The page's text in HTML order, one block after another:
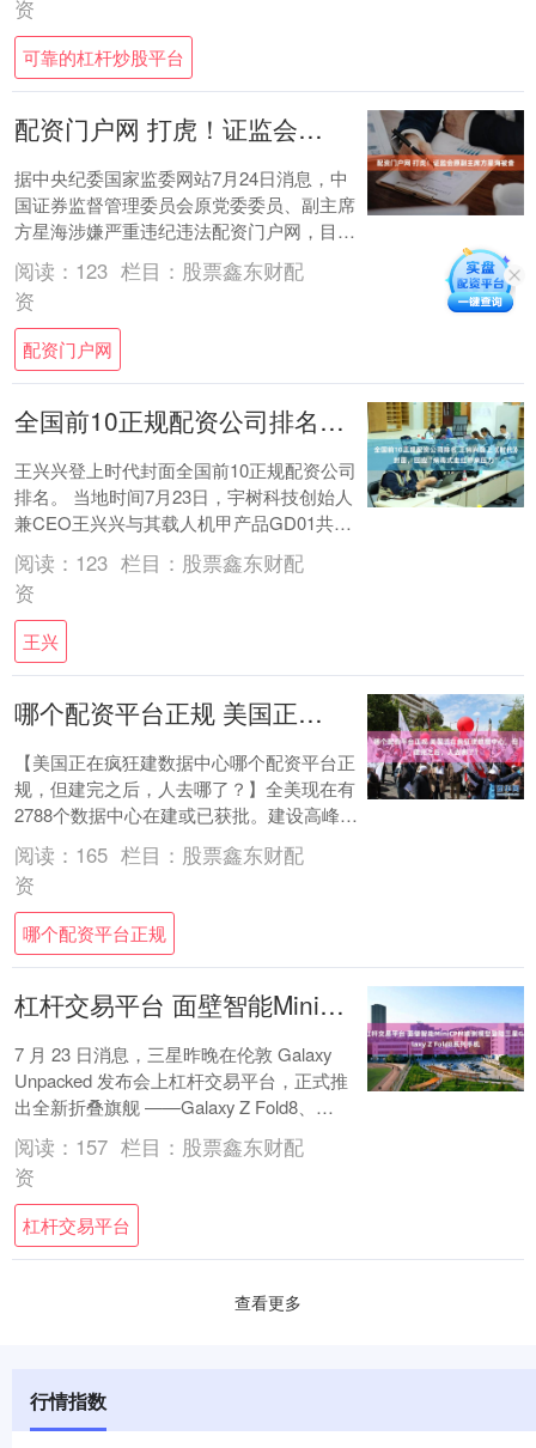
资
可靠的杠杆炒股平台
配资门户网 打虎！证监会原副主席方星海被查
据中央纪委国家监委网站7月24日消息，中
国证券监督管理委员会原党委委员、副主席
方星海涉嫌严重违纪违法配资门户网，目前
正接受中央纪委国家监委纪律审查和监察调
查。 ....
阅读： 123 栏目： 股票鑫东财配
资
配资门户网
全国前10正规配资公司排名 王兴兴登上《时代》封面，回应“病毒式走红带来压力”
王兴兴登上时代封面全国前10正规配资公司
排名。 当地时间7月23日，宇树科技创始人
兼CEO王兴兴与其载人机甲产品GD01共同
登上《时代》杂志封面，标题为《机器人....
阅读： 123 栏目： 股票鑫东财配
资
王兴
哪个配资平台正规 美国正在疯狂建数据中心，但建完之后，人去哪了？
【美国正在疯狂建数据中心哪个配资平台正
规，但建完之后，人去哪了？】全美现在有
2788个数据中心在建或已获批。建设高峰
期，这些工地上的工人人数加起来能到470
万。....
阅读： 165 栏目： 股票鑫东财配
资
哪个配资平台正规
杠杆交易平台 面壁智能MiniCPM端侧模型登陆三星Galaxy Z Fold8系列手机
7 月 23 日消息，三星昨晚在伦敦 Galaxy
Unpacked 发布会上杠杆交易平台，正式推
出全新折叠旗舰 ——Galaxy Z Fold8、
Galaxy....
阅读： 157 栏目： 股票鑫东财配
资
杠杆交易平台
查看更多
行情指数